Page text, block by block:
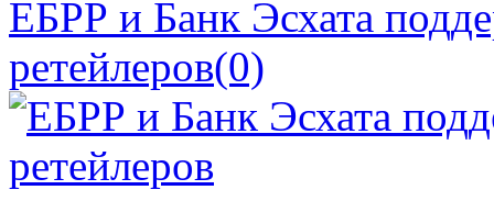
ЕБРР и Банк Эсхата
ретейлеров(0)